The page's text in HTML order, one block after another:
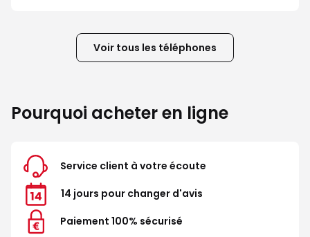
Voir tous les téléphones
Pourquoi acheter en ligne
Service client à votre écoute
14 jours pour changer d'avis
Paiement 100% sécurisé